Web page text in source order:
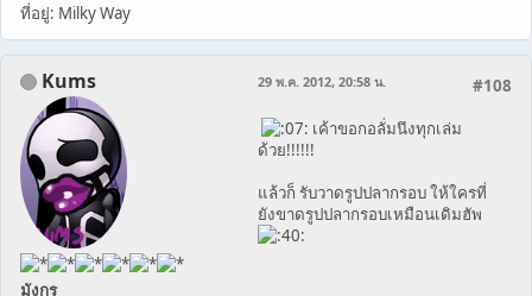
ที่อยู่: Milky Way
Kums
มังกร
#108
29 พ.ค. 2012, 20:58 น.
เค้าขอกอลั่มนึงทุกเล่ม
ด้วย!!!!!!
แล้วก็ รับวาดรูปปลากรอบ ให้ใครที่
ยังขาดรูปปลากรอบเหมือนเดิมฮัพ